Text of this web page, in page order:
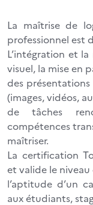
La maîtrise de
professionnel est
L’intégration et
visuel, la mise en
des
(images, vidéos,
de tâches
compétences
maîtriser.
La certification
et valide le
l’aptitude d’un
aux étudiants,